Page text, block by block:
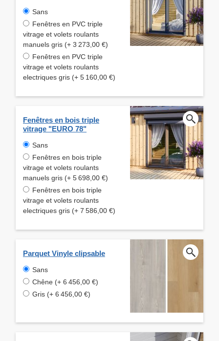
Sans
Fenêtres en PVC triple
vitrage et volets roulants
manuels gris (+ 3 273,00 €)
Fenêtres en PVC triple
vitrage et volets roulants
electriques gris (+ 5 160,00 €)
Fenêtres en bois triple
vitrage "EURO 78"
Sans
Fenêtres en bois triple
vitrage et volets roulants
manuels gris (+ 5 698,00 €)
Fenêtres en bois triple
vitrage et volets roulants
electriques gris (+ 7 586,00 €)
Parquet Vinyle clipsable
Sans
Chêne (+ 6 456,00 €)
Gris (+ 6 456,00 €)